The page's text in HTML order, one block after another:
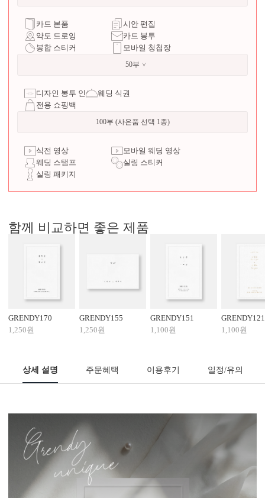
카드 본품
시안 편집
약도 드로잉
카드 봉투
봉합 스티커
모바일 청첩장
50부
디자인 봉투 인쇄 웨딩 식권
전용 쇼핑백
100부 (사은품 선택 1종)
식전 영상
모바일 웨딩 영상
웨딩 스탬프
실링 스티커
실링 패키지
함께 비교하면 좋은 제품
GRENDY170
1,250원
GRENDY155
1,250원
GRENDY151
1,100원
GRENDY121
1,100원
상세 설명 주문혜택 이용후기 일정/유의